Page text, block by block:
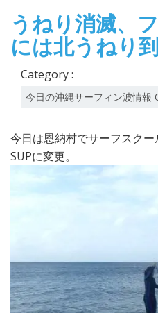
28
うねり消滅、
には北うねり
Category :
今日の沖縄サーフィン波情
今日は恩納村でサーフスクー
SUPに変更。